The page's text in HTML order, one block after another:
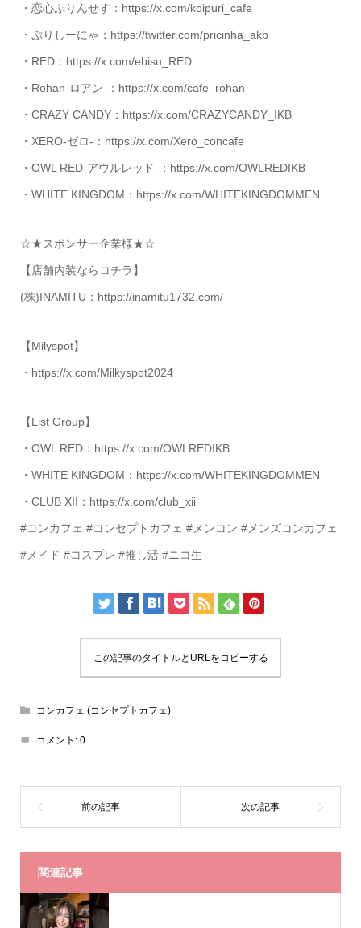
・恋心ぷりんせす：https://x.com/koipuri_cafe
・ぷりしーにゃ：https://twitter.com/pricinha_akb
・RED：https://x.com/ebisu_RED
・Rohan-ロアン-：https://x.com/cafe_rohan
・CRAZY CANDY：https://x.com/CRAZYCANDY_IKB
・XERO-ゼロ-：https://x.com/Xero_concafe
・OWL RED-アウルレッド-：https://x.com/OWLREDIKB
・WHITE KINGDOM：https://x.com/WHITEKINGDOMMEN
☆★スポンサー企業様★☆
【店舗内装ならコチラ】
(株)INAMITU：https://inamitu1732.com/
【Milyspot】
・https://x.com/Milkyspot2024
【List Group】
・OWL RED：https://x.com/OWLREDIKB
・WHITE KINGDOM：https://x.com/WHITEKINGDOMMEN
・CLUB XII：https://x.com/club_xii
#コンカフェ #コンセプトカフェ #メンコン #メンズコンカフェ
#メイド #コスプレ #推し活 #ニコ生
この記事のタイトルとURLをコピーする
コンカフェ (コンセプトカフェ)
コメント: 0
関連記事